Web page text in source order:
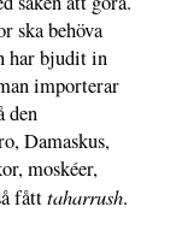
ska behöva
har bjudit in
importerar
den
Damaskus,
moskéer,
fåtttaharrush.